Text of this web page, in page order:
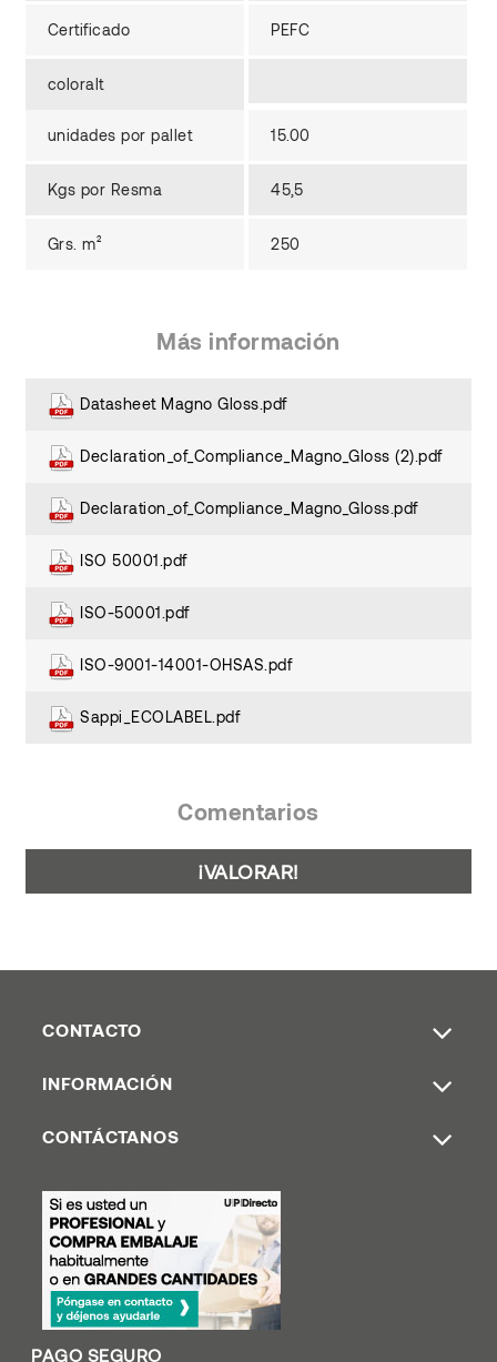
Certificado PEFC
coloralt
unidades por pallet 15.00
Kgs por Resma 45,5
Grs. m² 250
Más información
Datasheet Magno Gloss.pdf
Declaration_of_Compliance_Magno_Gloss (2).pdf
Declaration_of_Compliance_Magno_Gloss.pdf
ISO 50001.pdf
ISO-50001.pdf
ISO-9001-14001-OHSAS.pdf
Sappi_ECOLABEL.pdf
Comentarios
¡VALORAR!
CONTACTO
INFORMACIÓN
CONTÁCTANOS